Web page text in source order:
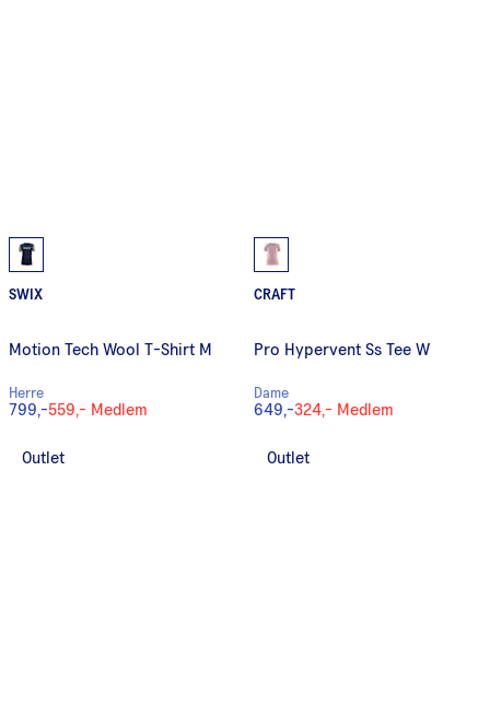
SWIX
Motion Tech Wool T-Shirt M
Herre
799,-559,- Medlem
CRAFT
Pro Hypervent Ss Tee W
Dame
649,-324,- Medlem
Outlet Outlet